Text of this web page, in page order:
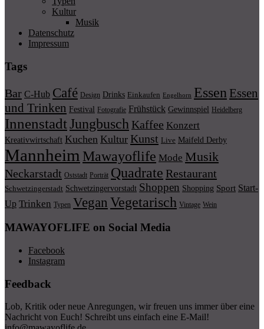
Kultur
Musik
Datenschutz
Impressum
Tags
Bar C-Hub Café Design Drinks Einkaufen Engelhorn Essen Essen
und Trinken Festival Fotografie Frühstück Gewinnspiel Heidelberg
InnenstadtJungbusch Kaffee Konzert
Kreativwirtschaft Kuchen Kultur Kunst Live Maifeld Derby
Mannheim Mawayoflife Mode Musik
Neckarstadt Oststadt Porträt Quadrate Restaurant
Schwetzingerstadt Schwetzingervorstadt Shoppen Shopping Sport Start-
Up Trinken Typen Vegan Vegetarisch Vintage Wein
MAWAYOFLIFE on Social Media
Facebook
Instagram
Feedback
Lob, Kritik oder neue Anregungen, wir freuen uns immer über eine
Nachricht von Euch! Schreibt uns einfach eine E-Mail!